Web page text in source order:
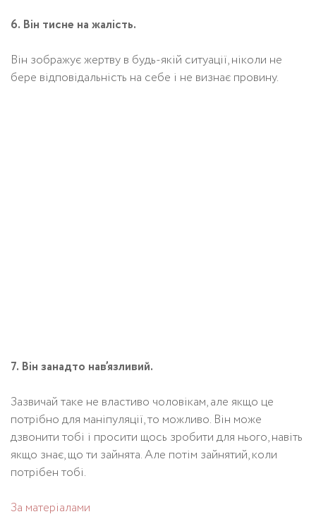
6. Він тисне на жалість.
Він зображує жертву в будь-якій ситуації, ніколи не
бере відповідальність на себе і не визнає провину.
7. Він занадто нав’язливий.
Зазвичай таке не властиво чоловікам, але якщо це
потрібно для маніпуляції, то можливо. Він може
дзвонити тобі і просити щось зробити для нього, навіть
якщо знає, що ти зайнята. Але потім зайнятий, коли
потрібен тобі.
За матеріалами